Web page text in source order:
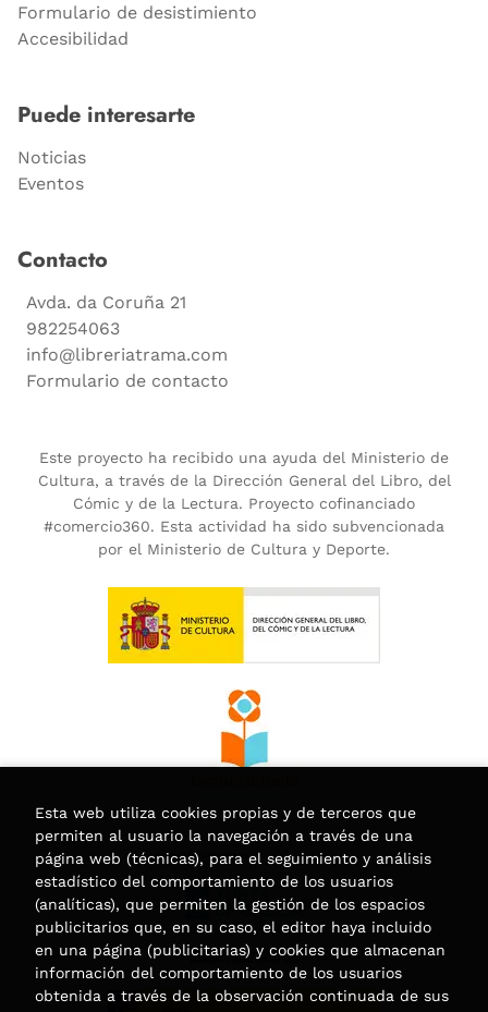
Formulario de desistimiento
Accesibilidad
Puede interesarte
Noticias
Eventos
Contacto
Avda. da Coruña 21
982254063
info@libreriatrama.com
Formulario de contacto
Este proyecto ha recibido una ayuda del Ministerio de
Cultura, a través de la Dirección General del Libro, del
Cómic y de la Lectura. Proyecto cofinanciado
#comercio360. Esta actividad ha sido subvencionada
por el Ministerio de Cultura y Deporte.
Esta web utiliza cookies propias y de terceros que
permiten al usuario la navegación a través de una
página web (técnicas), para el seguimiento y análisis
estadístico del comportamiento de los usuarios
(analíticas), que permiten la gestión de los espacios
publicitarios que, en su caso, el editor haya incluido
en una página (publicitarias) y cookies que almacenan
información del comportamiento de los usuarios
obtenida a través de la observación continuada de sus